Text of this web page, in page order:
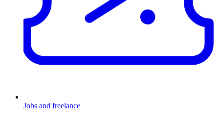
Jobs and freelance